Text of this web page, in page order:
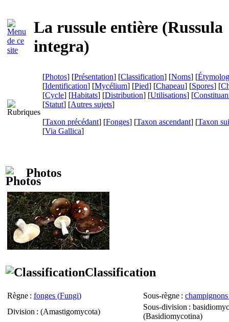
La russule entière (Russula
integra)
[Photos] [Présentation] [Classification] [Noms] [
[Identification] [Mycélium] [Pied] [Chapeau] [Spores] [
[Cycle] [Habitats] [Distribution] [Utilisations] [
[Statut] [Autres sujets]
[Taxon précédant] [Fonges] [Taxon ascendant] [Taxon
[Via Gallica]
Photos
Classification
Règne : fonges (Fungi) Sous-règne :
Division : (Amastigomycota)
Sous-division :
(Basidiomycotina)